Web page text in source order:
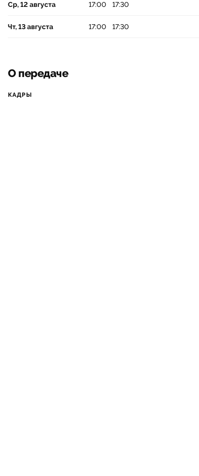
Ср, 12 августа 17:00 17:30
Чт, 13 августа 17:00 17:30
О передаче
КАДРЫ